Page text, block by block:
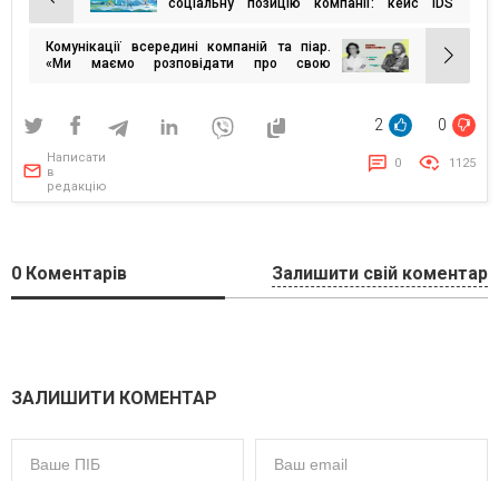
Навігація
записів
соціальну позицію компанії: кейс IDS
Комунікації всередині компаній та піар.
«Ми маємо розповідати про свою
2 0
Написати
в
редакцію
0 1125
0 Коментарів Залишити свій коментар
ЗАЛИШИТИ КОМЕНТАР